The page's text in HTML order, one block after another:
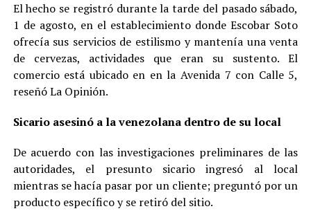
El hecho se registró durante la tarde del pasado sábado,
1 de agosto, en el establecimiento donde Escobar Soto
ofrecía sus servicios de estilismo y mantenía una venta
de cervezas, actividades que eran su sustento. El
comercio está ubicado en en la Avenida 7 con Calle 5,
reseñó La Opinión.
Sicario asesinó a la venezolana dentro de su local
De acuerdo con las investigaciones preliminares de las
autoridades, el presunto sicario ingresó al local
mientras se hacía pasar por un cliente; preguntó por un
producto específico y se retiró del sitio.